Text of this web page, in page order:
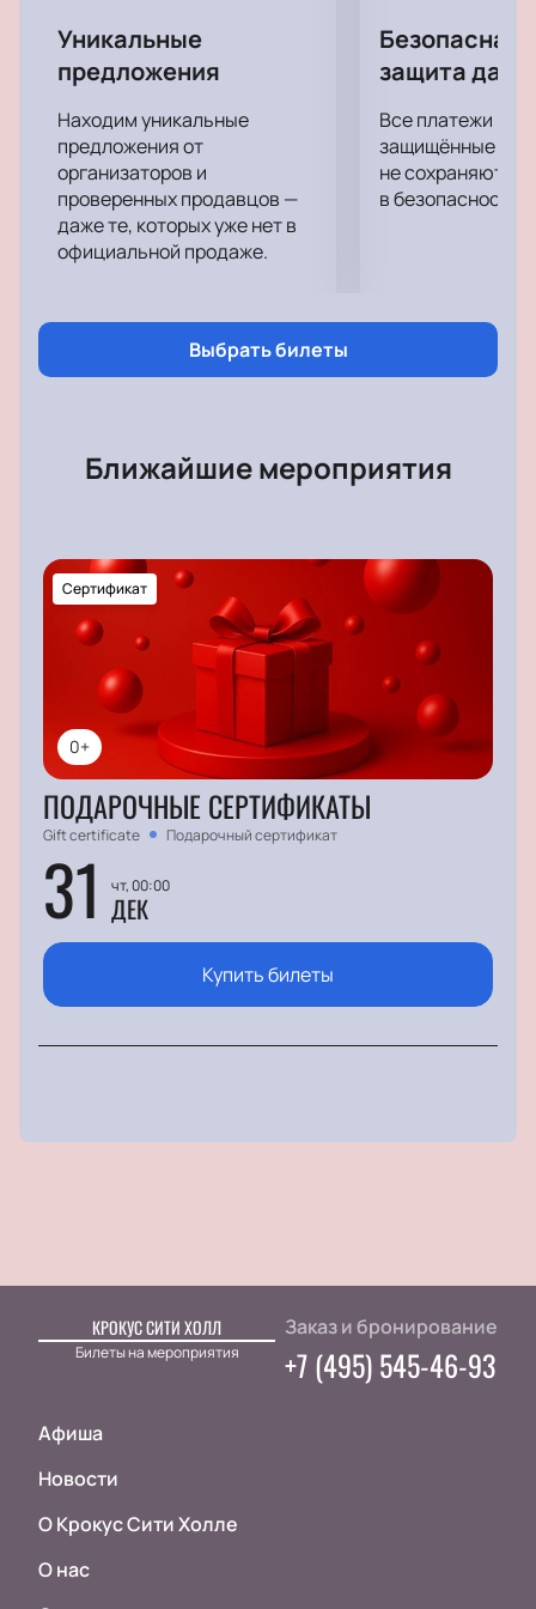
насладится хорошим вокалом и увидеть любимых
Уникальные
предложения
Находим уникальные
предложения от
организаторов и
проверенных продавцов —
даже те, которых уже нет в
официальной продаже.
Безопасная
защита
Все платежи
защищённые
не сохраняются
в безопасности.
Выбрать билеты
Ближайшие мероприятия
0+
Сертификат
ПОДАРОЧНЫЕ СЕРТИФИКАТЫ
Gift certificate Подарочный сертификат
31 чт, 00:00
ДЕК
Купить билеты
КРОКУС СИТИ ХОЛЛ
Билеты на мероприятия
Афиша
Новости
О Крокус Сити Холле
О нас
Заказ и бронирование
+7 (495) 545-46-93